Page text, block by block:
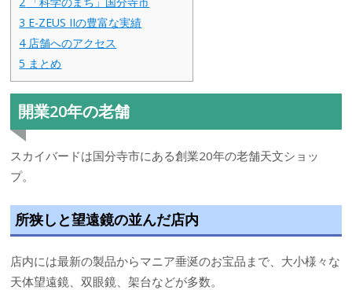
3 E-ZEUS IIの豊富な実績
4店舗へのアクセス
5 まとめ
開業20年の老舗
スカイバードは国分寺市にある創業20年の老舗天文ショッ
プ。
所狭しと望遠鏡の並んだ店内
店内には最新の製品からマニア垂涎のお宝品まで、大小様々な
天体望遠鏡、双眼鏡、架台などが多数。